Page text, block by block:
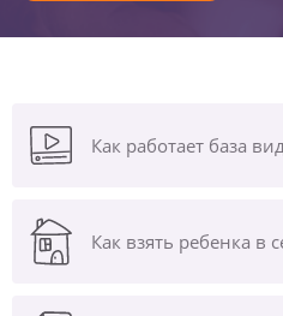
Как работает база
Как взять ребенка в